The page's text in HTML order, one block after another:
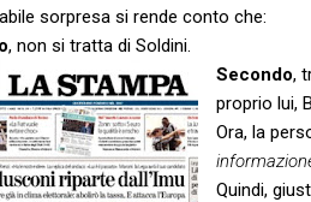
sorpresa si rende conto che:
, non si tratta di Soldini.
Secondo,
proprio lui,
Ora, la
Quindi,